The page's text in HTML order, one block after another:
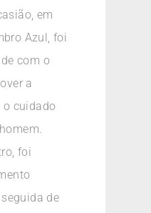
em
Azul, foi
com o
a
o cuidado
foi
de